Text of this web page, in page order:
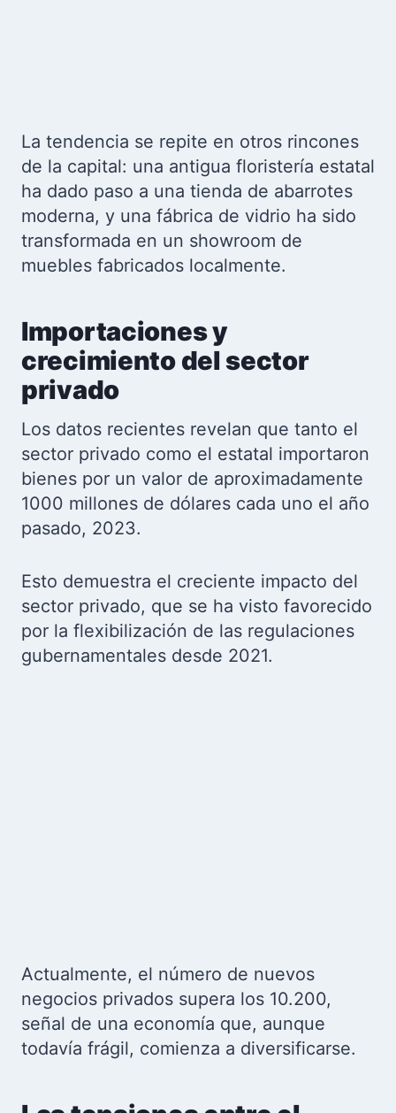
La tendencia se repite en otros rincones
de la capital: una antigua floristería estatal
ha dado paso a una tienda de abarrotes
moderna, y una fábrica de vidrio ha sido
transformada en un showroom de
muebles fabricados localmente.
Importaciones y
crecimiento del sector
privado
Los datos recientes revelan que tanto el
sector privado como el estatal importaron
bienes por un valor de aproximadamente
1000 millones de dólares cada uno el año
pasado, 2023.
Esto demuestra el creciente impacto del
sector privado, que se ha visto favorecido
por la flexibilización de las regulaciones
gubernamentales desde 2021.
Actualmente, el número de nuevos
negocios privados supera los 10.200,
señal de una economía que, aunque
todavía frágil, comienza a diversificarse.